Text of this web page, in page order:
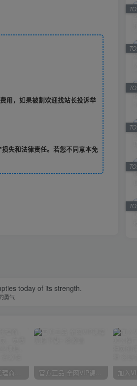
用，如果被割欢迎找站长投诉举
失和法律责任。若您不同意本免
today of its strength.
勇气
加入VIP会员代理商，享90%的推广提成，免费学习多种网上创业课程，菜鸟秒变大神！ 官方正品 全网VIP课程 无损下载~